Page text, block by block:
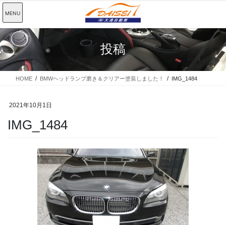
コ
ン
ン
ツ
に
移
ナ
ビ
ー
シ
ョ
ン
投稿
HOME BMWヘッドランプ磨き＆クリアー塗装しました！ IMG_1484
2021年10月1日
IMG_1484
MENU